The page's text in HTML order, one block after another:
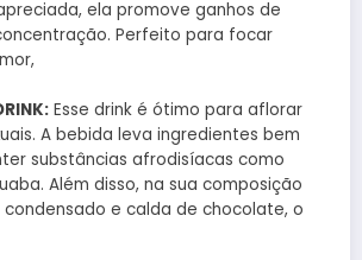
ela promove ganhos de
Perfeito para focar
Esse drink é ótimo para aflorar
A bebida leva ingredientes bem
substâncias afrodisíacas como
Além disso, na sua composição
e calda de chocolate, o